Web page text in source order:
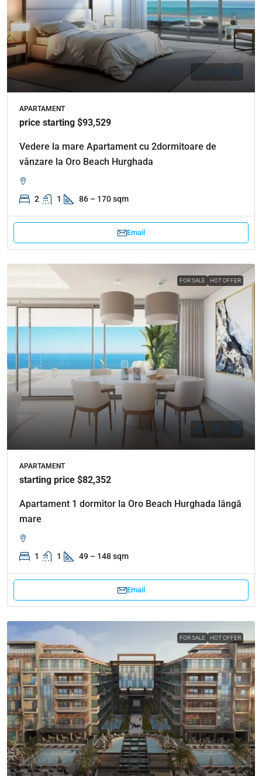
APARTAMENT
price starting $93,529
Vedere la mare Apartament cu 2dormitoare de
vânzare la Oro Beach Hurghada
2 1 86 – 170 sqm
Email
FOR SALE HOT OFFER
APARTAMENT
starting price $82,352
Apartament 1 dormitor la Oro Beach Hurghada lângă
mare
1 1 49 – 148 sqm
Email
FOR SALE HOT OFFER